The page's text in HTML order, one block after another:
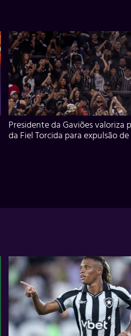
Presidente da Gaviões valoriza
da Fiel Torcida para expulsão